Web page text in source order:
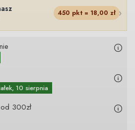
450 pkt = 18,00 zł ›
10 sierpnia
300zł